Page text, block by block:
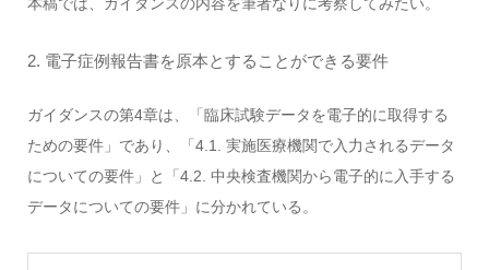
本稿では、ガイダンスの内容を筆者なりに考察してみたい。
2. 電子症例報告書を原本とすることができる要件
ガイダンスの第4章は、「臨床試験データを電子的に取得する
ための要件」であり、「4.1. 実施医療機関で入力されるデータ
についての要件」と「4.2. 中央検査機関から電子的に入手する
データについての要件」に分かれている。